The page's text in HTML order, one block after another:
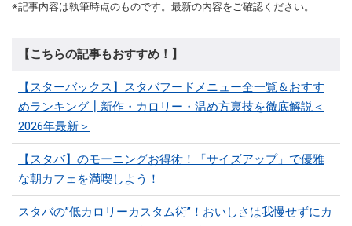
※記事内容は執筆時点のものです。最新の内容をご確認ください。
【こちらの記事もおすすめ！】
【スターバックス】スタバフードメニュー全一覧＆おすす
めランキング┃新作・カロリー・温め方裏技を徹底解説＜
2026年最新＞
【スタバ】のモーニングお得術！「サイズアップ」で優雅
な朝カフェを満喫しよう！
スタバの”低カロリーカスタム術”！おいしさは我慢せずにカ